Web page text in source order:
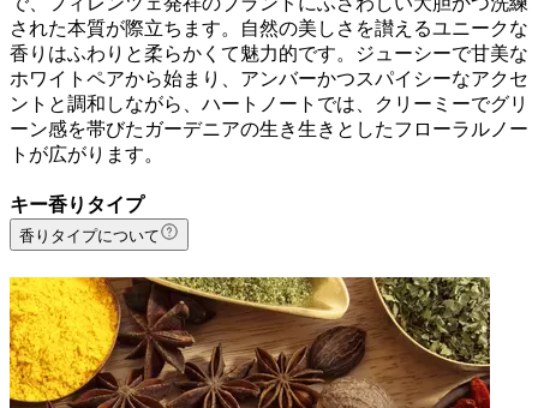
された本質が際立ちます。自然の美しさを讃えるユニークな
香りはふわりと柔らかくて魅力的です。ジューシーで甘美な
ホワイトペアから始まり、アンバーかつスパイシーなアクセ
ントと調和しながら、ハートノートでは、クリーミーでグリ
ーン感を帯びたガーデニアの生き生きとしたフローラルノー
トが広がります。
キー香りタイプ
香りタイプについて